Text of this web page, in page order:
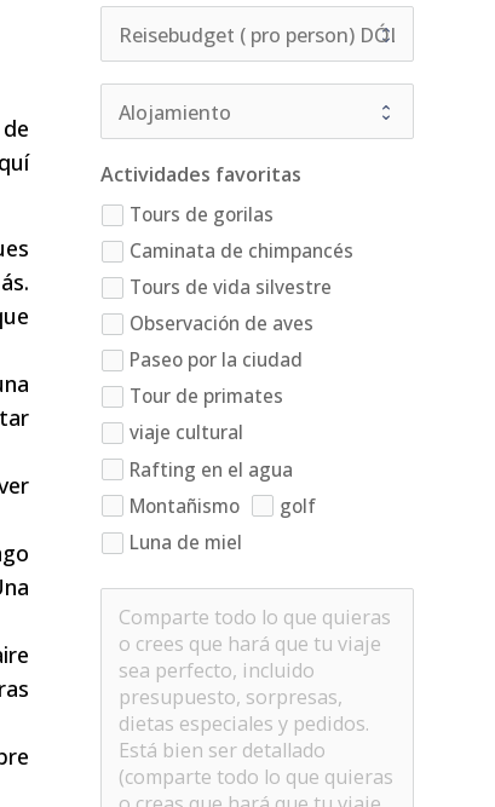
Actividades favoritas
Tours de gorilas
Caminata de chimpancés
Tours de vida silvestre
Observación de aves
Paseo por la ciudad
Tour de primates
viaje cultural
Rafting en el agua
Montañismo
golf
Luna de miel